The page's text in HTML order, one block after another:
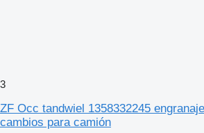
3
ZF Occ tandwiel 1358332245
cambios para camión